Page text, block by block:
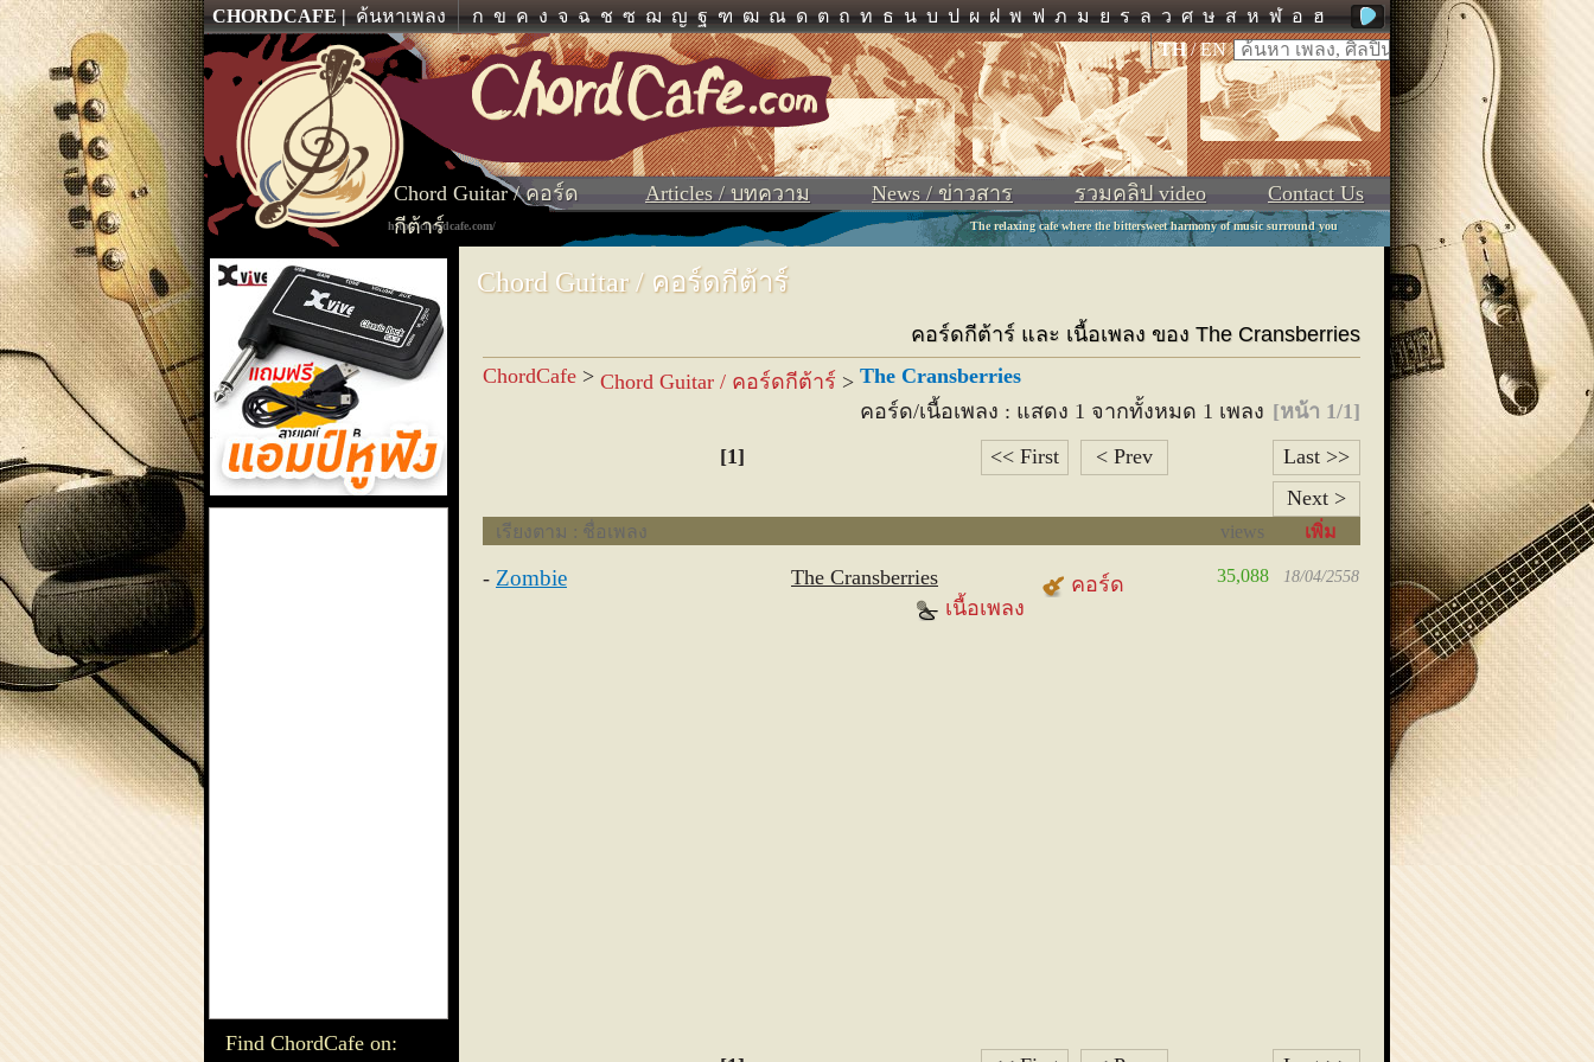
CHORDCAFE ค้นหาเพลง ก ข ค ง จ ฉ ช ซ ฌ ญ ฐ ฑ ฒ ณ ด ต ถ ท ธ น บ ป ผ ฝ พ ฟ ภ ม ย ร ล ว ศ ษ ส ห ฬ อ ฮ
TH/EN
The relaxing cafe where the bittersweet harmony of music surround you
http://chordcafe.com/
Chord Guitar / คอร์ด
กีต้าร์
Articles / บทความ News / ข่าวสาร รวมคลิป video Contact Us
Find ChordCafe on:
Chord Guitar / คอร์ดกีต้าร์
คอร์ดกีต้าร์ และ เนื้อเพลง ของ The Cransberries
ChordCafe > Chord Guitar / คอร์ดกีต้าร์ > The Cransberries
คอร์ด/เนื้อเพลง : แสดง 1 จากทั้งหมด 1 เพลง [หน้า 1/1]
<< First
< Prev
[1]
Last >>
Next >
เรียงตาม : ชื่อเพลง
เพิ่ม
views
Zombie The Cransberries 18/04/2558
35,088
คอร์ด
เนื้อเพลง